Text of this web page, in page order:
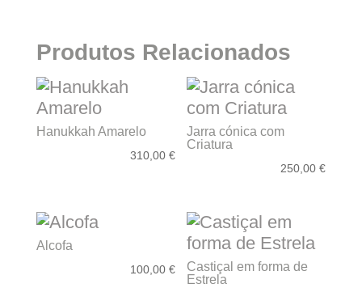
Produtos Relacionados
Hanukkah Amarelo
310,00 €
Jarra cónica com
Criatura
250,00€
Alcofa
100,00 €
Castiçal em forma de
Estrela